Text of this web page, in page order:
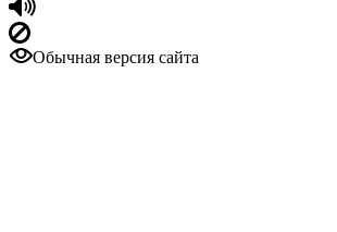
Обычная версия сайта